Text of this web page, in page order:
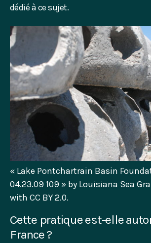
dédié à ce sujet.
« Lake Pontchartrain Basin
04.23.09 109 » by Louisiana Sea
with CC BY 2.0.
Cette pratique est-elle
France ?